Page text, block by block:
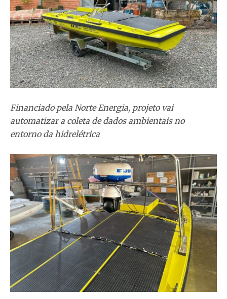
Financiado pela Norte Energia, projeto vai
automatizar a coleta de dados ambientais no
entorno da hidrelétrica